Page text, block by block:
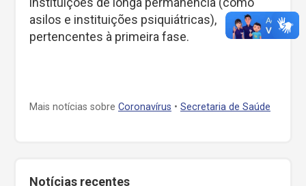
asilos e instituições psiquiátricas),
pertencentes à primeira fase.
Mais notícias sobre Coronavírus • Secretaria de Saúde
Notícias recentes